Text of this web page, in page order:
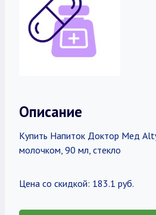
Описание
Купить Напиток Доктор Мед
молочком, 90 мл, стекло
Цена со скидкой: 183.1 руб.